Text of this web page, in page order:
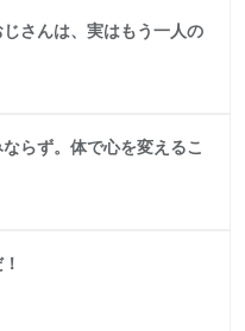
さんは、実はもう一人の
らず。体で心を変えるこ